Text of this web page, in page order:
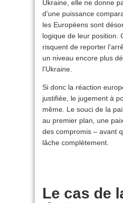
Ukraine, elle ne donne
d’une puissance
les Européens sont
logique de leur position.
risquent de reporter
un niveau encore plus
l’Ukraine.
Si donc la réaction
justifiée, le jugement à
même. Le souci de la
au premier plan, une
des compromis – avant
lâche complètement.
Le cas de